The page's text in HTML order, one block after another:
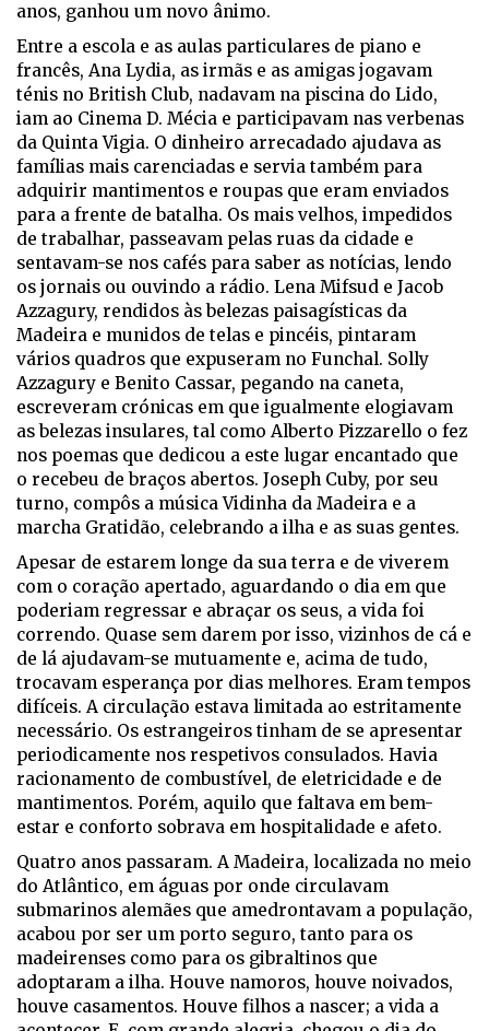
anos, ganhou um novo ânimo.
Entre a escola e as aulas particulares de piano e
francês, Ana Lydia, as irmãs e as amigas jogavam
ténis no British Club, nadavam na piscina do Lido,
iam ao Cinema D. Mécia e participavam nas verbenas
da Quinta Vigia. O dinheiro arrecadado ajudava as
famílias mais carenciadas e servia também para
adquirir mantimentos e roupas que eram enviados
para a frente de batalha. Os mais velhos, impedidos
de trabalhar, passeavam pelas ruas da cidade e
sentavam-se nos cafés para saber as notícias, lendo
os jornais ou ouvindo a rádio. Lena Mifsud e Jacob
Azzagury, rendidos às belezas paisagísticas da
Madeira e munidos de telas e pincéis, pintaram
vários quadros que expuseram no Funchal. Solly
Azzagury e Benito Cassar, pegando na caneta,
escreveram crónicas em que igualmente elogiavam
as belezas insulares, tal como Alberto Pizzarello o fez
nos poemas que dedicou a este lugar encantado que
o recebeu de braços abertos. Joseph Cuby, por seu
turno, compôs a músicaVidinha da Madeira e a
marcha Gratidão, celebrando a ilha e as suas gentes.
Apesar de estarem longe da sua terra e de viverem
com o coração apertado, aguardando o dia em que
poderiam regressar e abraçar os seus, a vida foi
correndo. Quase sem darem por isso, vizinhos de cá e
de lá ajudavam-se mutuamente e, acima de tudo,
trocavam esperança por dias melhores. Eram tempos
difíceis. A circulação estava limitada ao estritamente
necessário. Os estrangeiros tinham de se apresentar
periodicamente nos respetivos consulados. Havia
racionamento de combustível, de eletricidade e de
mantimentos. Porém, aquilo que faltava em bem-
estar e conforto sobrava em hospitalidade e afeto.
Quatro anos passaram. A Madeira, localizada no meio
do Atlântico, em águas por onde circulavam
submarinos alemães que amedrontavam a população,
acabou por ser um porto seguro, tanto para os
madeirenses como para os gibraltinos que
adoptaram a ilha. Houve namoros, houve noivados,
houve casamentos. Houve filhos a nascer; a vida a